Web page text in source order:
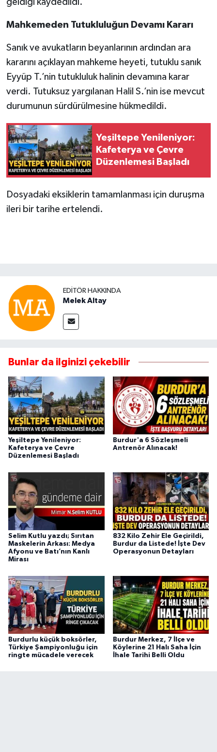
Mahkemeden Tutukluluğun Devamı Kararı
Sanık ve avukatların beyanlarının ardından ara
kararını açıklayan mahkeme heyeti, tutuklu sanık
Eyyüp T.’nin tutukluluk halinin devamına karar
verdi. Tutuksuz yargılanan Halil S.’nin ise mevcut
durumunun sürdürülmesine hükmedildi.
Yeşiltepe Yenileniyor:
Kafeterya ve Çevre
Düzenlemesi Başladı
Dosyadaki eksiklerin tamamlanması için duruşma
ileri bir tarihe ertelendi.
EDITÖR HAKKINDA
Melek Altay
Bunlar da ilginizi çekebilir
Yeşiltepe Yenileniyor:
Kafeterya ve Çevre
Düzenlemesi Başladı
Burdur'a 6 Sözleşmeli
Antrenör Alınacak!
Selim Kutlu yazdı; Sırıtan
Maskelerin Arkası: Medya
Afyonu ve Batı’nın Kanlı
Mirası
832 Kilo Zehir Ele Geçirildi,
Burdur da Listede! İşte Dev
Operasyonun Detayları
Burdurlu küçük boksörler,
Türkiye Şampiyonluğu için
ringte mücadele verecek
Burdur Merkez, 7 İlçe ve
Köylerine 21 Halı Saha İçin
İhale Tarihi Belli Oldu